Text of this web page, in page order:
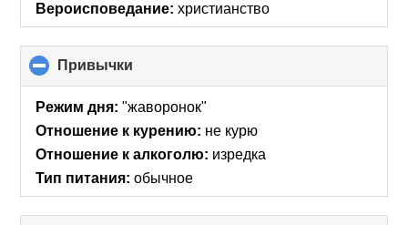
Вероисповедание: христианство
Привычки
to
collapse
contents
Режим дня: "жаворонок"
Отношение к курению: не курю
Отношение к алкоголю: изредка
Тип питания: обычное